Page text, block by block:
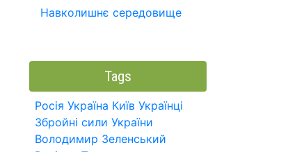
Навколишнє середовище
Tags
Росія Україна Київ Українці
Збройні сили України
Володимир Зеленський